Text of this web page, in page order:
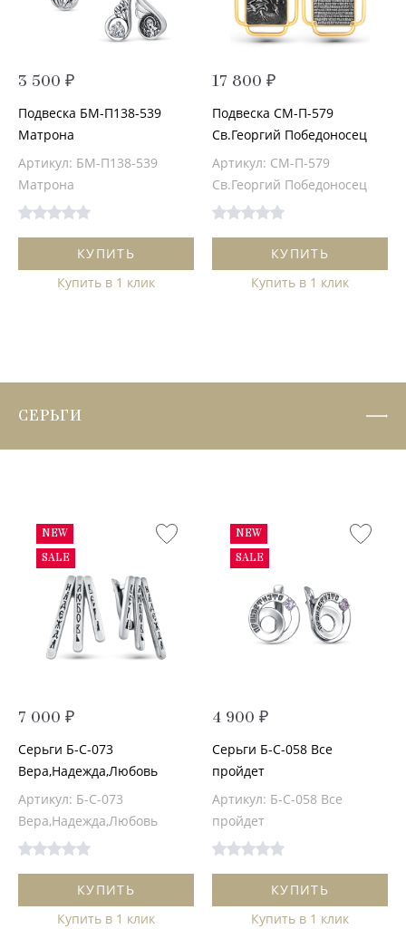
3 500 ₽
Подвеска БМ-П138-539
Матрона
Артикул: БМ-П138-539
Матрона
КУПИТЬ
Купить в 1 клик
17 800 ₽
Подвеска СМ-П-579
Св.Георгий Победоносец
Артикул: СМ-П-579
Св.Георгий Победоносец
КУПИТЬ
Купить в 1 клик
СЕРЬГИ
NEW
SALE
7 000 ₽
Серьги Б-С-073
Вера,Надежда,Любовь
Артикул: Б-С-073
Вера,Надежда,Любовь
КУПИТЬ
Купить в 1 клик
NEW
SALE
4 900 ₽
Серьги Б-С-058 Все
пройдет
Артикул: Б-С-058 Все
пройдет
КУПИТЬ
Купить в 1 клик